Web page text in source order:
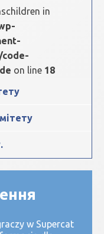
in
on line 18
w Supercat